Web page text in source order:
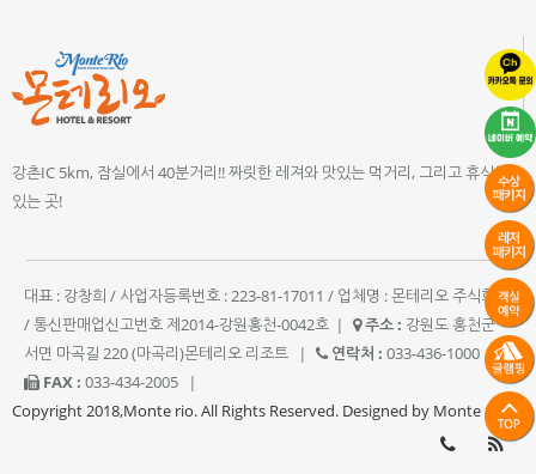
강촌IC 5km, 잠실에서 40분거리!! 짜릿한 레져와 맛있는 먹거리, 그리고 휴식이
있는 곳!
대표 : 강창희 / 사업자등록번호 : 223-81-17011 / 업체명 : 몬테리오 주식회사
/ 통신판매업신고번호 제2014-강원홍천-0042호 | 주소 : 강원도 홍천군
서면 마곡길 220 (마곡리)몬테리오 리조트
| 연락처 : 033-436-1000
|
FAX : 033-434-2005
|
Copyright 2018,Monte rio. All Rights Reserved. Designed by Monte rio.